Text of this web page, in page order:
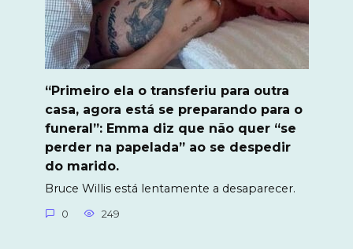
“Primeiro ela o transferiu para outra
casa, agora está se preparando para o
funeral”: Emma diz que não quer “se
perder na papelada” ao se despedir
do marido.
Bruce Willis está lentamente a desaparecer.
0 249